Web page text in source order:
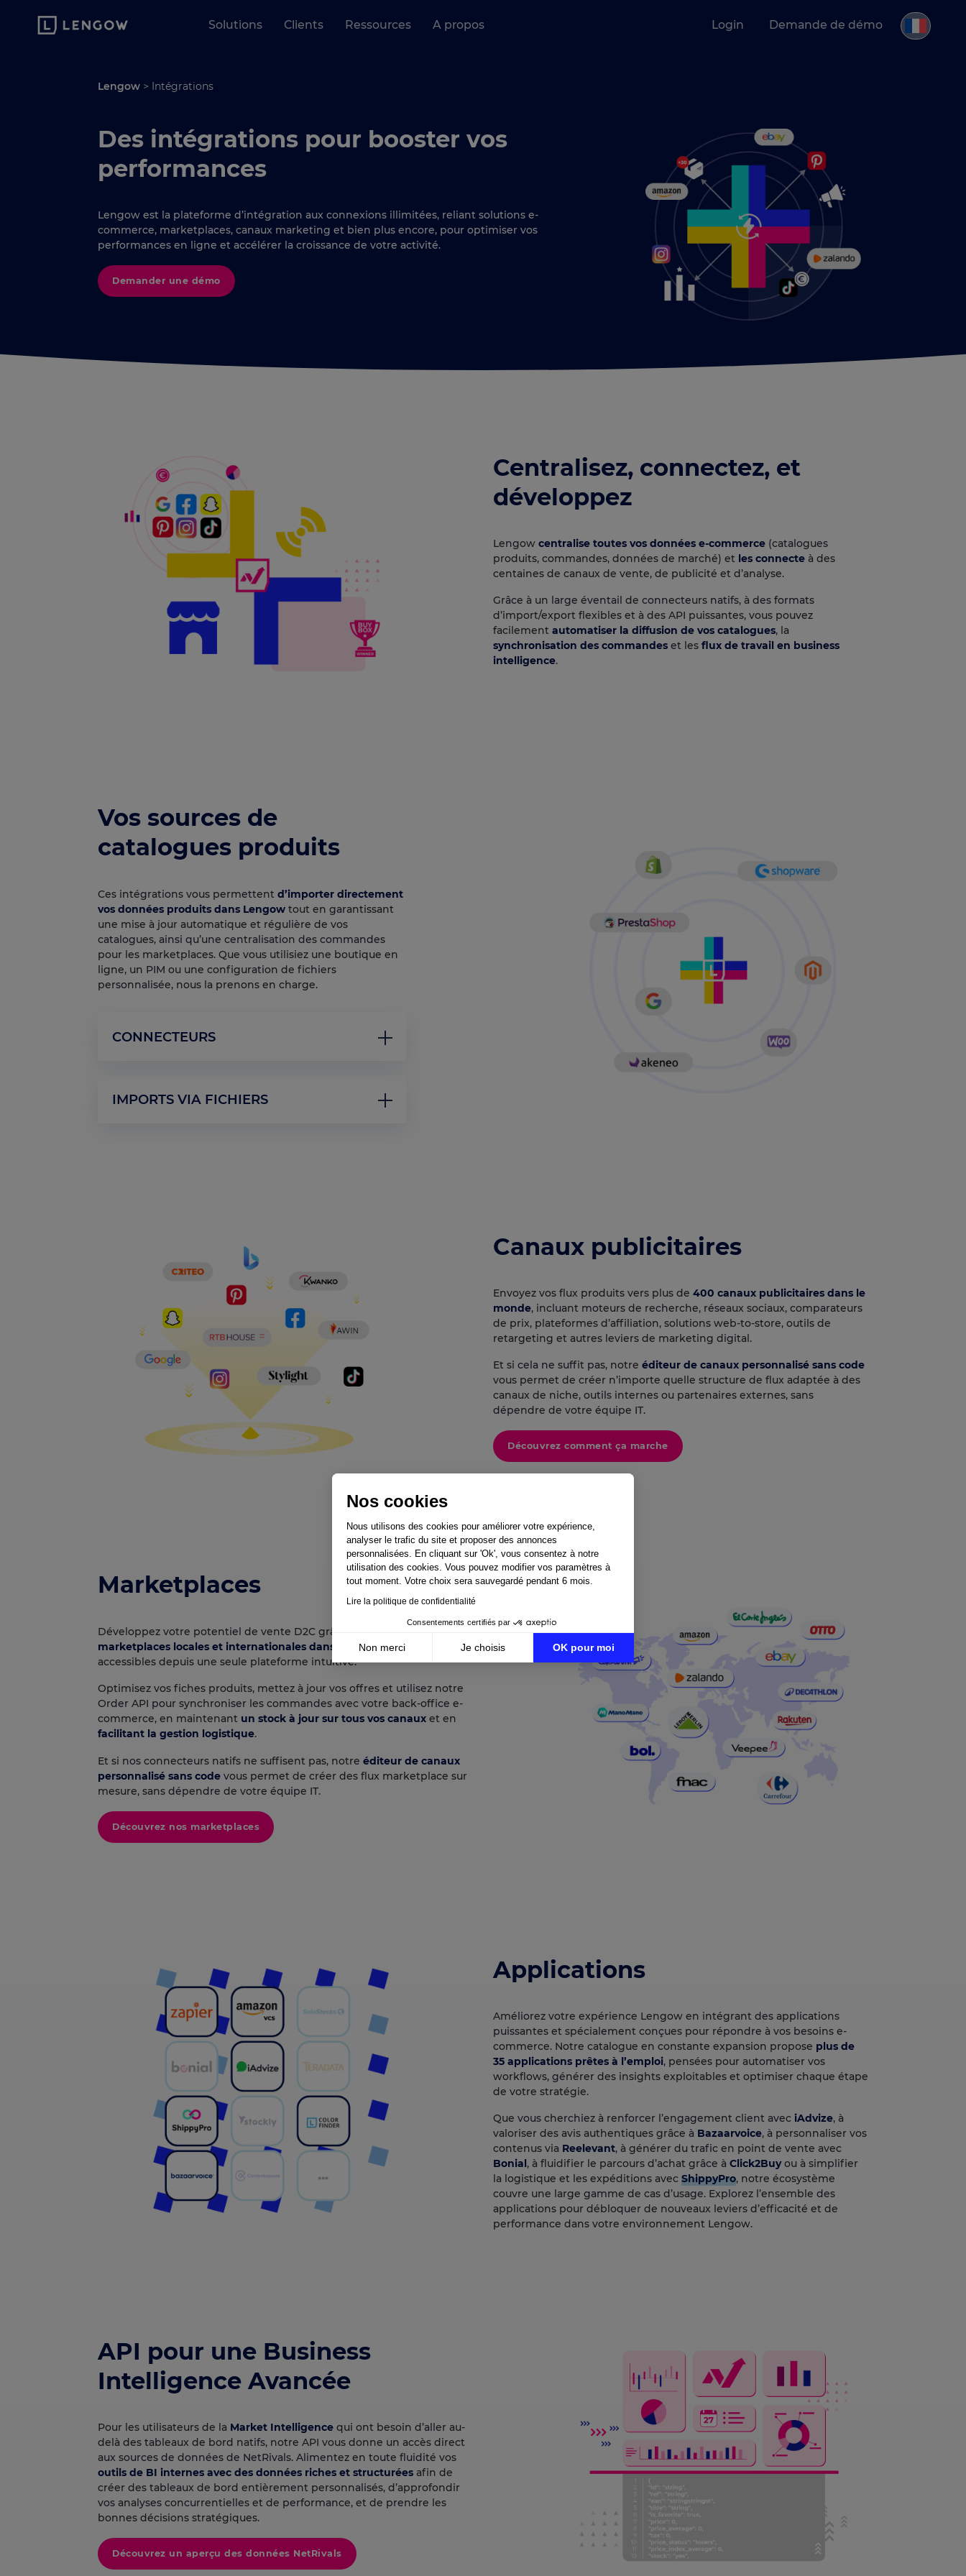
Nos cookies
Nous utilisons des cookies pour améliorer votre expérience,
analyser le trafic du site et proposer des annonces
personnalisées. En cliquant sur 'Ok', vous consentez à notre
utilisation des cookies. Vous pouvez modifier vos paramètres à
tout moment. Votre choix sera sauvegardé pendant 6 mois.
Lire la politique de confidentialité
Consentements certifiés par
Non merci Je choisis
OK pour moi
Notre plateforme vous permet d'adapter et de gérer vos paramètres de confidentialité, en garantissant la conformité avec les
Solutions Clients Ressources A propos Login Demande de démo
Lengow > Intégrations
Des intégrations pour booster vos
performances
Lengow est la plateforme d’intégration aux connexions illimitées, reliant solutions e-
commerce, marketplaces, canaux marketing et bien plus encore, pour optimiser vos
performances en ligne et accélérer la croissance de votre activité.
Demander une démo
Centralisez, connectez, et
développez
Lengow centralise toutes vos données e-commerce (catalogues
produits, commandes, données de marché) et les connecte à des
centaines de canaux de vente, de publicité et d’analyse.
Grâce à un large éventail de connecteurs natifs, à des formats
d’import/export flexibles et à des API puissantes, vous pouvez
facilement automatiser la diffusion de vos catalogues, la
synchronisation des commandes et les flux de travail en business
intelligence.
Vos sources de
catalogues produits
Ces intégrations vous permettent d’importer directement
vos données produits dans Lengow tout en garantissant
une mise à jour automatique et régulière de vos
catalogues, ainsi qu’une centralisation des commandes
pour les marketplaces. Que vous utilisiez une boutique en
ligne, un PIM ou une configuration de fichiers
personnalisée, nous la prenons en charge.
CONNECTEURS
Magento 2
IMPORTS VIA FICHIERS
Canaux publicitaires
Envoyez vos flux produits vers plus de 400 canaux publicitaires dans le
monde, incluant moteurs de recherche, réseaux sociaux, comparateurs
de prix, plateformes d’affiliation, solutions web-to-store, outils de
retargeting et autres leviers de marketing digital.
Et si cela ne suffit pas, notre éditeur de canaux personnalisé sans code
vous permet de créer n’importe quelle structure de flux adaptée à des
canaux de niche, outils internes ou partenaires externes, sans
dépendre de votre équipe IT.
Découvrez comment ça marche
Marketplaces
Développez votre potentiel de vente D2C grâce à plus de
marketplaces locales et internationales dans plus de 40 pays
accessibles depuis une seule plateforme intuitive.
Optimisez vos fiches produits, mettez à jour vos offres et utilisez notre
Order API pour synchroniser les commandes avec votre back-office e-
commerce, en maintenant un stock à jour sur tous vos canaux et en
facilitant la gestion logistique.
Et si nos connecteurs natifs ne suffisent pas, notre éditeur de canaux
personnalisé sans code vous permet de créer des flux marketplace sur
mesure, sans dépendre de votre équipe IT.
Découvrez nos marketplaces
Applications
Améliorez votre expérience Lengow en intégrant des applications
puissantes et spécialement conçues pour répondre à vos besoins e-
commerce. Notre catalogue en constante expansion propose plus de
35 applications prêtes à l’emploi, pensées pour automatiser vos
workflows, générer des insights exploitables et optimiser chaque étape
de votre stratégie.
Que vous cherchiez à renforcer l’engagement client avec iAdvize, à
valoriser des avis authentiques grâce à Bazaarvoice, à personnaliser vos
contenus via Reelevant, à générer du trafic en point de vente avec
Bonial , à fluidifier le parcours d’achat grâce à Click2Buyou à simplifier
la logistique et les expéditions avec ShippyPro, notre écosystème
couvre une large gamme de cas d’usage. Explorez l’ensemble des
applications pour débloquer de nouveaux leviers d’efficacité et de
performance dans votre environnement Lengow.
API pour une Business
Intelligence Avancée
Pour les utilisateurs de la Market Intelligence qui ont besoin d’aller au-
delà des tableaux de bord natifs, notre API vous donne un accès direct
aux sources de données de NetRivals. Alimentez en toute fluidité vos
outils de BI internes avec des données riches et structurées afin de
créer des tableaux de bord entièrement personnalisés, d’approfondir
vos analyses concurrentielles et de performance, et de prendre les
bonnes décisions stratégiques.
Découvrez un aperçu des données NetRivals